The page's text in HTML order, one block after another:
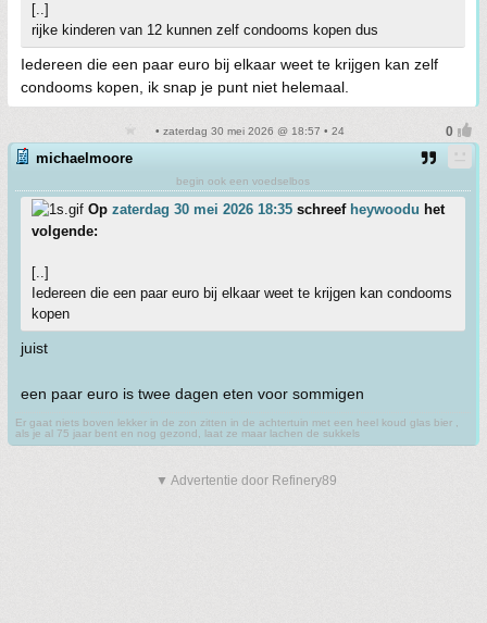
[..]
rijke kinderen van 12 kunnen zelf condooms kopen dus
Iedereen die een paar euro bij elkaar weet te krijgen kan zelf
condooms kopen, ik snap je punt niet helemaal.
• zaterdag 30 mei 2026 @ 18:57 • 24
michaelmoore
begin ook een voedselbos
Op zaterdag 30 mei 2026 18:35 schreef heywoodu het
volgende:
[..]
Iedereen die een paar euro bij elkaar weet te krijgen kan condooms
kopen
juist
een paar euro is twee dagen eten voor sommigen
Er gaat niets boven lekker in de zon zitten in de achtertuin met een heel koud glas bier ,
als je al 75 jaar bent en nog gezond, laat ze maar lachen de sukkels
▼ Advertentie door Refinery89